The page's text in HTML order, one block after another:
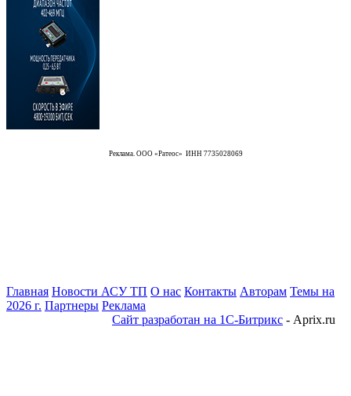
Реклама. ООО «Ратеос» ИНН 7735028069
Главная Новости АСУ ТП О нас Контакты Авторам Темы на
2026 г. Партнеры Реклама
Сайт разработан на 1С-Битрикс - Aprix.ru